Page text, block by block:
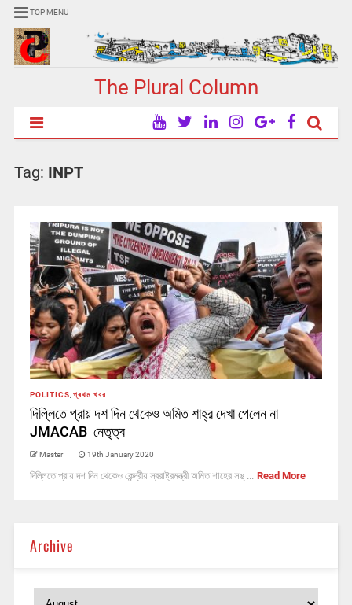
TOP MENU
The Plural Column
Tag: INPT
POLITICS প্ৰথম খবর
দিল্লিতে প্রায় দশ দিন থেকেও অমিত শাহ্‌র দেখা পেলেন না
JMACAB নেতৃত্ব
Master 19th January 2020
দিল্লিতে প্রায় দশ দিন থেকেও কেন্দ্রীয় স্বরাষ্ট্রমন্ত্রী অমিত শাহের সঙ্ ... Read More
Archive